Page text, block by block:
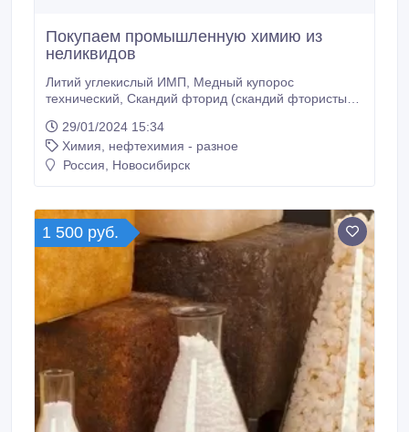
Покупаем промышленную химию из
неликвидов
Литий углекислый ИМП, Медный купорос
технический, Скандий фторид (скандий фтористый),
железосинеродистый ХЧ, Кальций хлористый,
Борная кислота, Индий 00, Йод кристалический,
Сода каустическая, ЛИТИЙ металлический (ЛИТИЙ
29/01/2024 15:34
Химия, нефтехимия - разное
Россия, Новосибирск
1 500 руб.